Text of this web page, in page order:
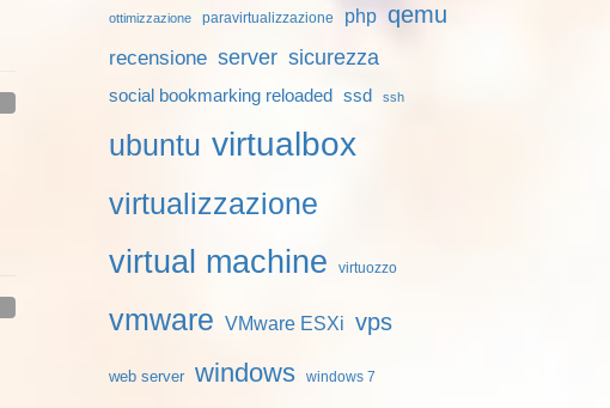
ottimizzazione paravirtualizzazione php qemu
recensione server sicurezza
social bookmarking reloaded ssd ssh
ubuntu virtualbox
virtualizzazione
virtual machine virtuozzo
vmware VMware ESXi vps
web server windows windows 7